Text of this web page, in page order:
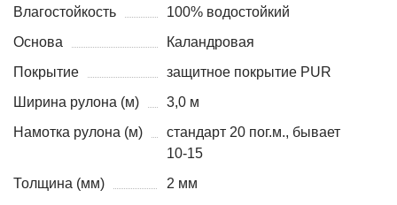
Влагостойкость
100% водостойкий
Основа
Каландровая
Покрытие
защитное покрытие PUR
Ширина рулона (м)
3,0 м
Намотка рулона (м)
стандарт 20 пог.м., бывает
10-15
Толщина (мм)
2 мм